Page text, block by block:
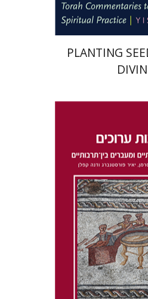
PLANTING
נתן וסרמן
זאב וייס
ספר מודפס